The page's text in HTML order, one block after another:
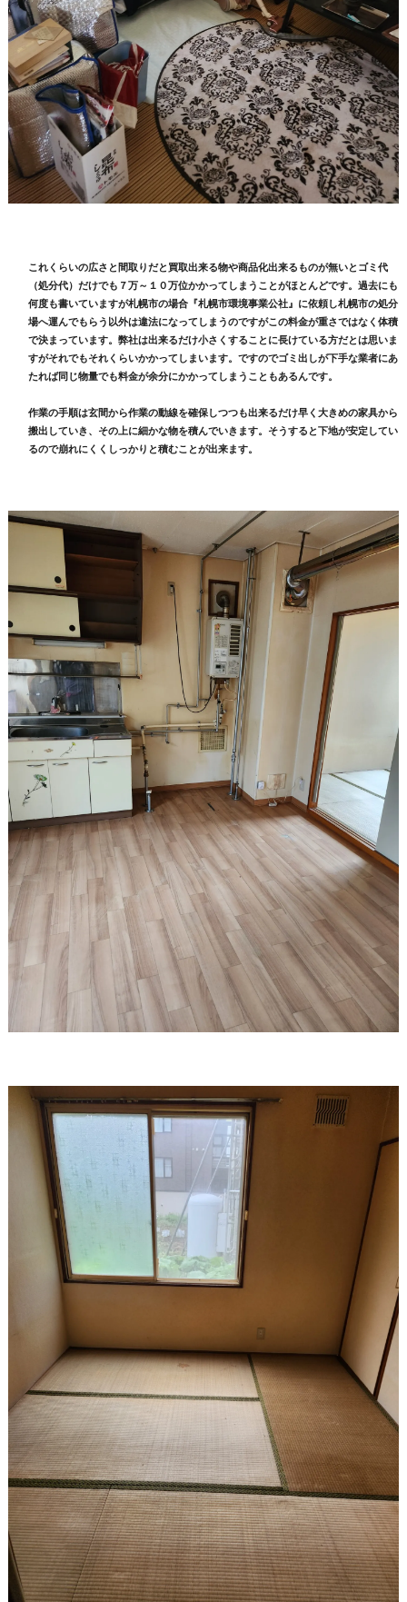
これくらいの広さと間取りだと買取出来る物や商品化出来るものが無いとゴミ代
（処分代）だけでも７万～１０万位かかってしまうことがほとんどです。過去にも
何度も書いていますが札幌市の場合『札幌市環境事業公社』に依頼し札幌市の処分
場へ運んでもらう以外は違法になってしまうのですがこの料金が重さではなく体積
で決まっています。弊社は出来るだけ小さくすることに長けている方だとは思いま
すがそれでもそれくらいかかってしまいます。ですのでゴミ出しが下手な業者にあ
たれば同じ物量でも料金が余分にかかってしまうこともあるんです。
作業の手順は玄間から作業の動線を確保しつつも出来るだけ早く大きめの家具から
搬出していき、その上に細かな物を積んでいきます。そうすると下地が安定してい
るので崩れにくくしっかりと積むことが出来ます。